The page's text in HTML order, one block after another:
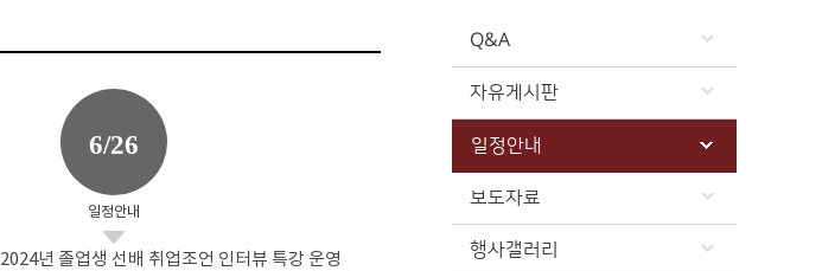
Q&A
자유게시판
일정안내
보도자료
행사갤러리
6/26
일정안내
2024년 졸업생 선배 취업조언 인터뷰 특강 운영